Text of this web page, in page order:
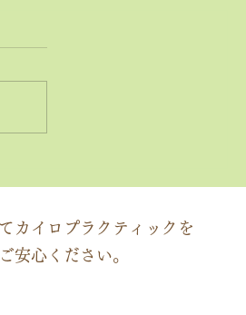
する」カイロプラクティ
カイロプラクティックを
安心ください。